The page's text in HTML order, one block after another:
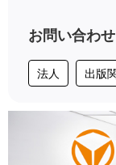
お問い合わせ
法人 出版